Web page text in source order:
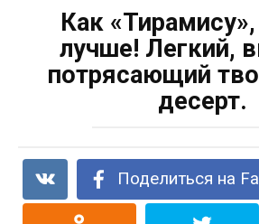
Как
лучше! Легкий,
потрясающий
десерт.
Поделиться на